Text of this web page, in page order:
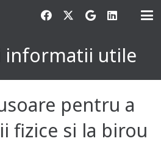
informatii utile
pentru a
fizice si la birou